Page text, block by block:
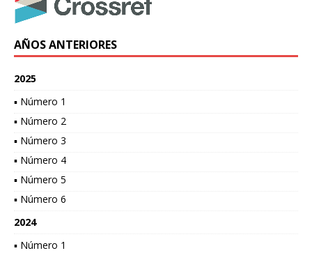
AÑOS ANTERIORES
2025
▪ Número 1
▪ Número 2
▪ Número 3
▪ Número 4
▪ Número 5
▪ Número 6
2024
▪ Número 1